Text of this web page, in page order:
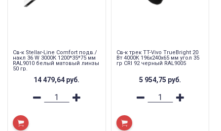
Св-к Stellar-Line Сomfort подв./
накл 36 W 3000К 1200*35*75 мм
RAL9010 белый матовый линзы
50 гр.
14 479,64 руб.
Св-к трек TT-Vivo TrueBright 20
Вт 4000К 196х240х65 мм угол 35
гр CRI 92 черный RAL9005
5 954,75 руб.